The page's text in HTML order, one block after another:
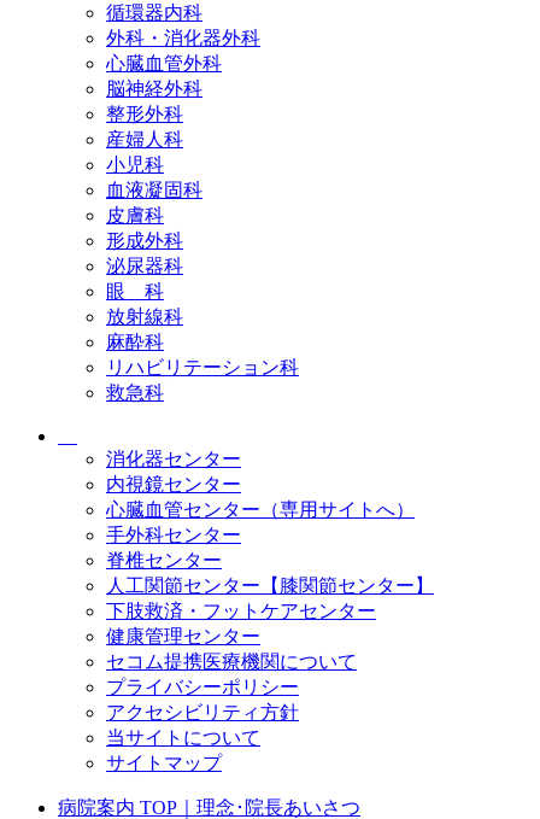
循環器内科
外科・消化器外科
心臓血管外科
脳神経外科
整形外科
産婦人科
小児科
血液凝固科
皮膚科
形成外科
泌尿器科
眼 科
放射線科
麻酔科
リハビリテーション科
救急科
消化器センター
内視鏡センター
心臓血管センター（専用サイトへ）
手外科センター
脊椎センター
人工関節センター【膝関節センター】
下肢救済・フットケアセンター
健康管理センター
セコム提携医療機関について
プライバシーポリシー
アクセシビリティ方針
当サイトについて
サイトマップ
病院案内 TOP｜理念･院長あいさつ